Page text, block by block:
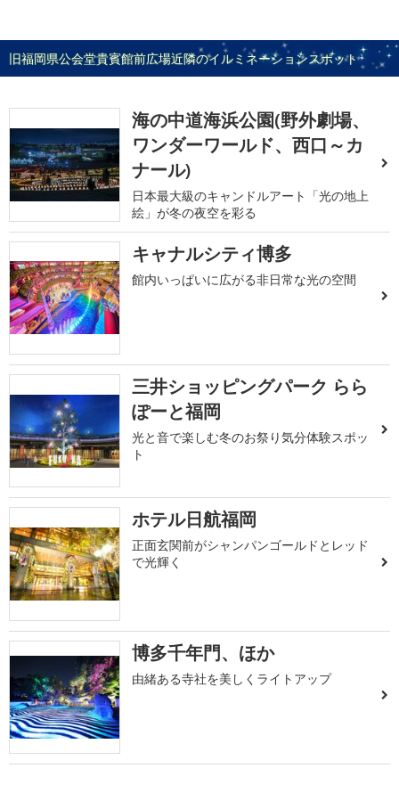
旧福岡県公会堂貴賓館前広場近隣のイルミネーションスポット
海の中道海浜公園(野外劇場、
ワンダーワールド、西口～カ
ナール)
日本最大級のキャンドルアート「光の地上
絵」が冬の夜空を彩る
キャナルシティ博多
館内いっぱいに広がる非日常な光の空間
三井ショッピングパーク らら
ぽーと福岡
光と音で楽しむ冬のお祭り気分体験スポッ
ト
ホテル日航福岡
正面玄関前がシャンパンゴールドとレッド
で光輝く
博多千年門、ほか
由緒ある寺社を美しくライトアップ